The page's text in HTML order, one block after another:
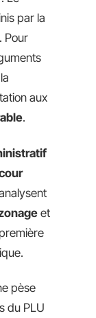
par la
. Pour
aux
.
et
pèse
du PLU